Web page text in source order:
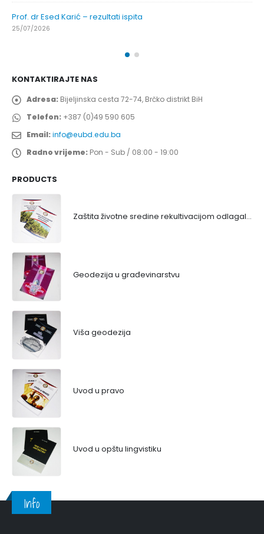
Prof. dr Esed Karić – rezultati ispita
25/07/2026
KONTAKTIRAJTE NAS
Adresa: Bijeljinska cesta 72-74, Brčko distrikt BiH
Telefon: +387 (0)49 590 605
Email:info@eubd.edu.ba
Radno vrijeme: Pon - Sub / 08:00 - 19:00
PRODUCTS
Zaštita životne sredine rekultivacijom odlagališta
Geodezija u građevinarstvu
Viša geodezija
Uvod u pravo
Uvod u opštu lingvistiku
Info